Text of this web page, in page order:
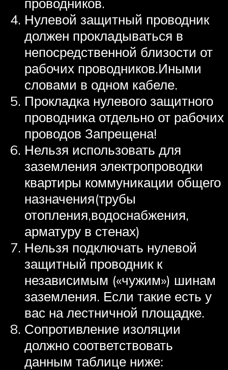
Нулевой защитный проводник
должен прокладываться в
непосредственной близости от
рабочих проводников.Иными
словами в одном кабеле.
Прокладка нулевого защитного
проводника отдельно от рабочих
проводов Запрещена!
Нельзя использовать для
заземления электропроводки
квартиры коммуникации общего
назначения(трубы
отопления,водоснабжения,
арматуру в стенах)
Нельзя подключать нулевой
защитный проводник к
независимым («чужим») шинам
заземления. Если такие есть у
вас на лестничной площадке.
Сопротивление изоляции
должно соответствовать
данным таблице ниже: